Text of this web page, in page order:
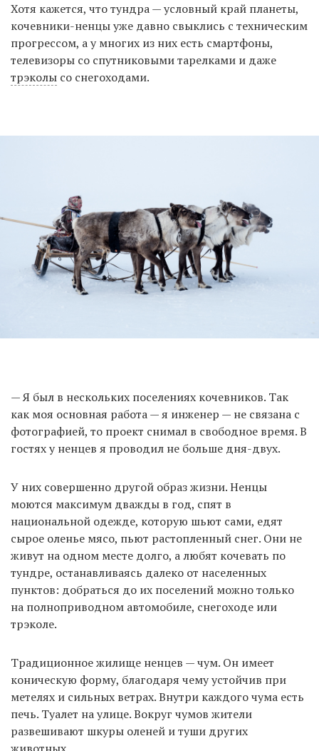
Хотя кажется, что тундра — условный край планеты,
кочевники-ненцы уже давно свыклись с техническим
прогрессом, а у многих из них есть смартфоны,
телевизоры со спутниковыми тарелками и даже
трэколы со снегоходами.
— Я был в нескольких поселениях кочевников. Так
как моя основная работа — я инженер — не связана с
фотографией, то проект снимал в свободное время. В
гостях у ненцев я проводил не больше дня-двух.
У них совершенно другой образ жизни. Ненцы
моются максимум дважды в год, спят в
национальной одежде, которую шьют сами, едят
сырое оленье мясо, пьют растопленный снег. Они не
живут на одном месте долго, а любят кочевать по
тундре, останавливаясь далеко от населенных
пунктов: добраться до их поселений можно только
на полноприводном автомобиле, снегоходе или
трэколе.
Традиционное жилище ненцев — чум. Он имеет
коническую форму, благодаря чему устойчив при
метелях и сильных ветрах. Внутри каждого чума есть
печь. Туалет на улице. Вокруг чумов жители
развешивают шкуры оленей и туши других